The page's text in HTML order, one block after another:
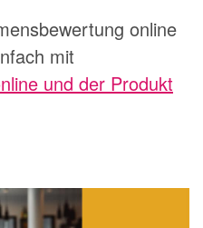
online
mit
und der Produkt